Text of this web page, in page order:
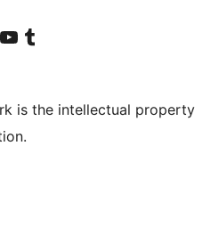
besuchen
Konto besuchen
Unseren YouTube-Kanal besuchen
Unser Tumblr-Konto besuchen
is the intellectual property